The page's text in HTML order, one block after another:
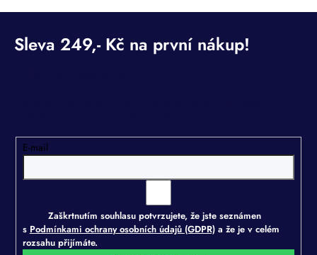
E-mail
Zaškrtnutím souhlasu potvrzujete, že jste seznámen
s Podmínkami ochrany osobních údajů (GDPR)a že je v celém
rozsahu přijímáte.